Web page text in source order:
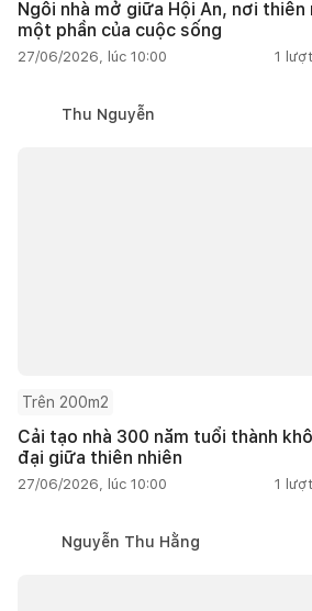
Ngôi nhà mở giữa Hội An, nơi
một phần của cuộc sống
27/06/2026, lúc 10:00 1
Thu Nguyễn
Trên 200m2
Cải tạo nhà 300 năm tuổi thành
đại giữa thiên nhiên
27/06/2026, lúc 10:00 1
Nguyễn Thu Hằng